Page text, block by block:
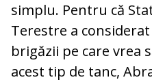
simplu. Pentru că
Terestre a
brigăzii pe care vrea
acest tip de tanc,